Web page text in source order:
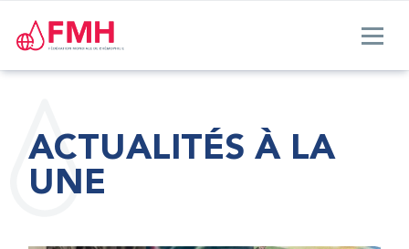
ACTUALITÉS À LA
UNE